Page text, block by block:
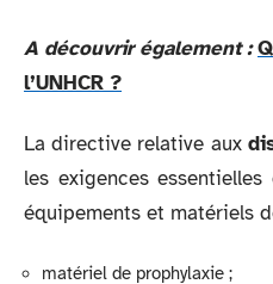
A découvrir également :
l’UNHCR ?
La directive relative aux
les exigences
équipements et matériels
matériel de prophylaxie ;